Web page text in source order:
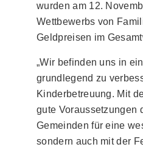
wurden am 12.
Wettbewerbs von
Geldpreisen im
„Wir befinden uns in
grundlegend zu
Kinderbetreuung. Mit
gute Voraussetzungen
Gemeinden für eine
sondern auch mit der